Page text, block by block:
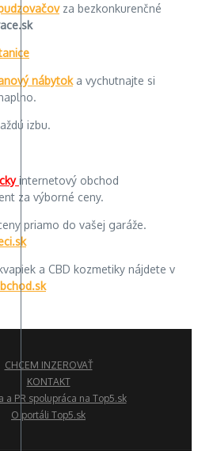
za bezkonkurenčné
nábytoka vychutnajte si
izbu.
internetový obchod
za výborné ceny.
priamo do vašej garáže.
a CBD kozmetiky nájdete v
CHCEM INZEROVAŤ
KONTAKT
a PR spolupráca na Top5.sk
O portáli Top5.sk